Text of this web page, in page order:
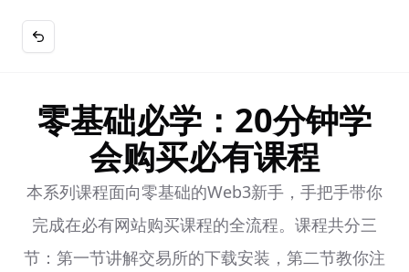
零基础必学：20分钟学
会购买必有课程
本系列课程面向零基础的Web3新手，手把手带你
完成在必有网站购买课程的全流程。课程共分三
节：第一节讲解交易所的下载安装，第二节教你注